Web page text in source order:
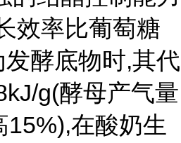
效率比葡萄糖
酵底物时,其代
g(酵母产气量
15%),在酸奶生